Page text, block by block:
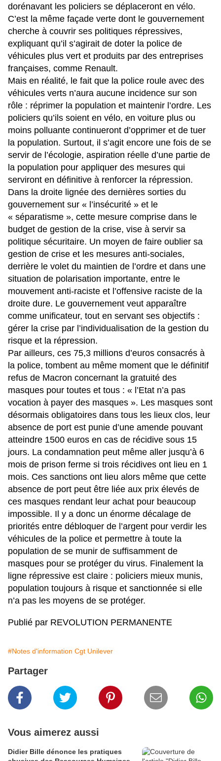
dorénavant les policiers se déplaceront en vélo.
C’est la même façade verte dont le gouvernement
cherche à couvrir ses politiques répressives,
expliquant qu’il s’agirait de doter la police de
véhicules plus vert et produits par des entreprises
françaises, comme Renault.
Mais en réalité, le fait que la police roule avec des
véhicules verts n’aura aucune incidence sur son
rôle : réprimer la population et maintenir l’ordre. Les
policiers qu’ils soient en vélo, en voiture plus ou
moins polluante continueront d’opprimer et de tuer
la population. Surtout, il s’agit encore une fois de se
servir de l’écologie, aspiration réelle d’une partie de
la population pour appliquer des mesures qui
serviront en définitive à renforcer la répression.
Dans la droite lignée des dernières sorties du
gouvernement sur « l’insécurité » et le
« séparatisme », cette mesure comprise dans le
budget de gestion de la crise, vise à servir sa
politique sécuritaire. Un moyen de faire oublier sa
gestion de crise et les mesures anti-sociales,
derrière le volet du maintien de l’ordre et dans une
situation de polarisation importante, entre le
mouvement anti-raciste et l’offensive raciste de la
droite dure. Le gouvernement veut apparaître
comme unificateur, tout en servant ses objectifs :
gérer la crise par l’individualisation de la gestion du
risque et la répression.
Par ailleurs, ces 75,3 millions d’euros consacrés à
la police, tombent au même moment que le définitif
refus de Macron concernant la gratuité des
masques pour toutes et tous : « l’Etat n’a pas
vocation à payer des masques ». Les masques sont
désormais obligatoires dans tous les lieux clos, leur
absence de port est punie d’une amende pouvant
atteindre 1500 euros en cas de récidive sous 15
jours. La condamnation peut même aller jusqu’à 6
mois de prison ferme si trois récidives ont lieu en 1
mois. Ces sanctions ont lieu alors même que cette
absence de port peut être liée aux prix élevés de
ces masques rendant leur achat pour beaucoup
impossible. Il y a donc un énorme décalage de
priorités entre débloquer de l’argent pour verdir les
véhicules de la police et permettre à toute la
population de se munir de suffisamment de
masques pour se protéger du virus. Finalement la
ligne répressive est claire : policiers mieux munis,
population toujours à risque et sanctionnée si elle
n’a pas les moyens de se protéger.
Publié par REVOLUTION PERMANENTE
#Notes d'information Cgt Unilever
Partager
Vous aimerez aussi
Didier Bille dénonce les pratiques